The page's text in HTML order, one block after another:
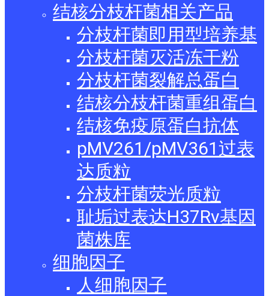
结核分枝杆菌相关产品
分枝杆菌即用型培养基
分枝杆菌灭活冻干粉
分枝杆菌裂解总蛋白
结核分枝杆菌重组蛋白
结核免疫原蛋白抗体
pMV261/pMV361过表
达质粒
分枝杆菌荧光质粒
耻垢过表达H37Rv基因
菌株库
细胞因子
人细胞因子